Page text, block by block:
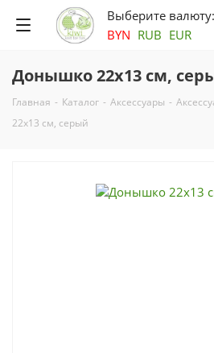
Выберите валюту:
BYN RUB EUR
Донышко 22х13 см,
Главная - Каталог - Аксесcуары -
22х13 см, серый